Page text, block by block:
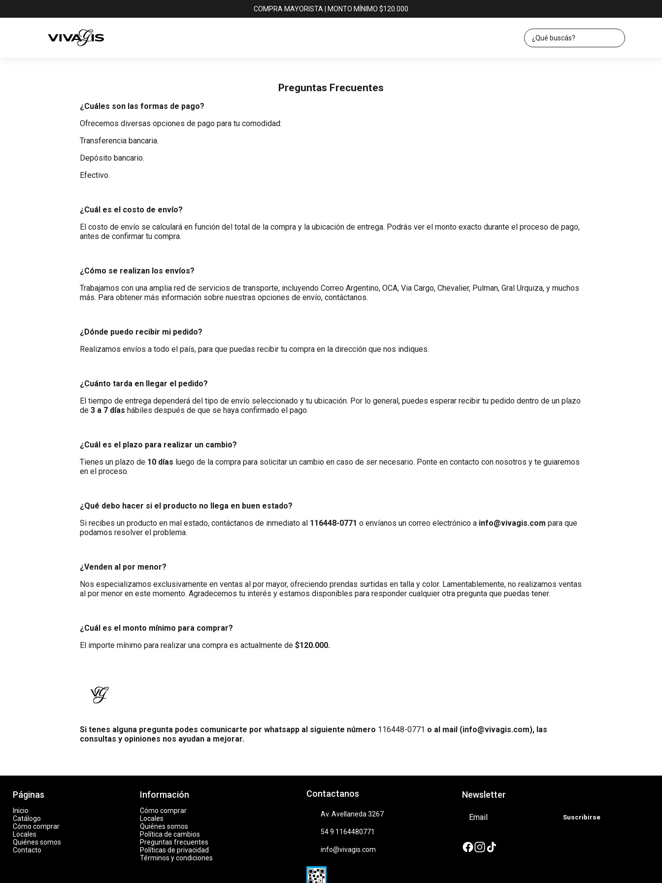
COMPRA MAYORISTA | MONTO MÍNIMO $120.000
Preguntas Frecuentes
¿Cuáles son las formas de pago?
Ofrecemos diversas opciones de pago para tu comodidad:
Transferencia bancaria.
Depósito bancario.
Efectivo.
¿Cuál es el costo de envío?
El costo de envío se calculará en función del total de la compra y la ubicación de entrega. Podrás ver el monto exacto durante el proceso de pago,
antes de confirmar tu compra.
¿Cómo se realizan los envíos?
Trabajamos con una amplia red de servicios de transporte, incluyendo Correo Argentino, OCA, Via Cargo, Chevalier, Pulman, Gral Urquiza, y muchos
más. Para obtener más información sobre nuestras opciones de envío, contáctanos.
¿Dónde puedo recibir mi pedido?
Realizamos envíos a todo el país, para que puedas recibir tu compra en la dirección que nos indiques.
¿Cuánto tarda en llegar el pedido?
El tiempo de entrega dependerá del tipo de envío seleccionado y tu ubicación. Por lo general, puedes esperar recibir tu pedido dentro de un plazo
de 3 a 7 días hábiles después de que se haya confirmado el pago.
¿Cuál es el plazo para realizar un cambio?
Tienes un plazo de 10 días luego de la compra para solicitar un cambio en caso de ser necesario. Ponte en contacto con nosotros y te guiaremos
en el proceso.
¿Qué debo hacer si el producto no llega en buen estado?
Si recibes un producto en mal estado, contáctanos de inmediato al 116448-0771 o envíanos un correo electrónico a info@vivagis.com para que
podamos resolver el problema.
¿Venden al por menor?
Nos especializamos exclusivamente en ventas al por mayor, ofreciendo prendas surtidas en talla y color. Lamentablemente, no realizamos ventas
al por menor en este momento. Agradecemos tu interés y estamos disponibles para responder cualquier otra pregunta que puedas tener.
¿Cuál es el monto mínimo para comprar?
El importe mínimo para realizar una compra es actualmente de $120.000.
Si tenes alguna pregunta podes comunicarte por whatsapp al siguiente número 116448-0771 o al mail (info@vivagis.com), las
consultas y opiniones nos ayudan a mejorar.
Páginas
Inicio
Catálogo
Cómo comprar
Locales
Quiénes somos
Contacto
Información
Cómo comprar
Locales
Quiénes somos
Política de cambios
Preguntas frecuentes
Políticas de privacidad
Términos y condiciones
Contactanos
Av. Avellaneda 3267
54 9 1164480771
info@vivagis.com
Newsletter
Suscribirse